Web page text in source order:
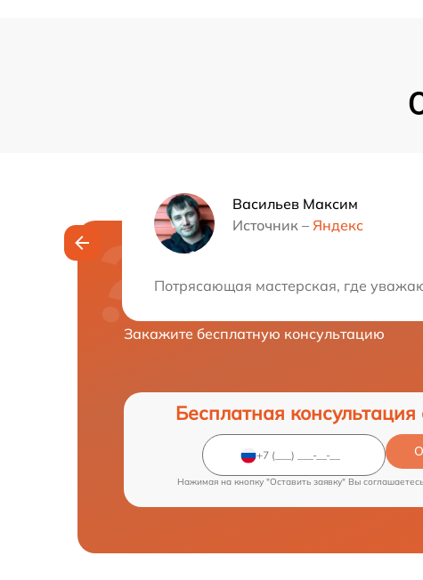
Васильев Максим
Источник – Яндекс
Потрясающая мастерская, где
Нужна
Закажите бесплатную консультацию
Бесплатная
Нажимая на кнопку "Оставить заявку" Вы